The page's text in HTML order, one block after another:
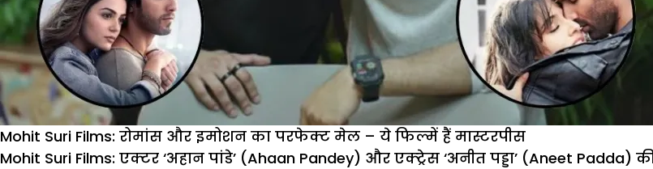
Mohit Suri Films: रोमांस और इमोशन का परफेक्ट मेल – ये फिल्में हैं मास्टरपीस
Mohit Suri Films: एक्टर ‘अहान पांडे’ (Ahaan Pandey) और एक्ट्रेस ‘अनीत पड्डा’ (Aneet